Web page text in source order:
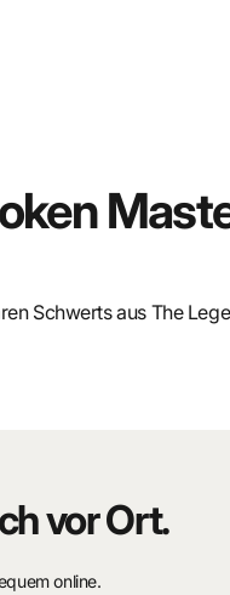
Schwerts aus The
Sword
Swordin seiner
möchten.
vor Ort.
online.